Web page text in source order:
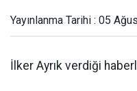
Yayınlanma Tarihi : 05
İlker Ayrık verdiği